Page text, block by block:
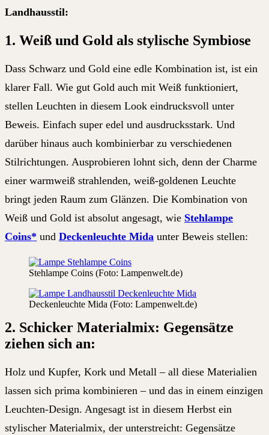
Landhausstil:
1. Weiß und Gold als stylische Symbiose
Dass Schwarz und Gold eine edle Kombination ist, ist ein
klarer Fall. Wie gut Gold auch mit Weiß funktioniert,
stellen Leuchten in diesem Look eindrucksvoll unter
Beweis. Einfach super edel und ausdrucksstark. Und
darüber hinaus auch kombinierbar zu verschiedenen
Stilrichtungen. Ausprobieren lohnt sich, denn der Charme
einer warmweiß strahlenden, weiß-goldenen Leuchte
bringt jeden Raum zum Glänzen. Die Kombination von
Weiß und Gold ist absolut angesagt, wie Stehlampe
Coins* und Deckenleuchte Mida unter Beweis stellen:
Stehlampe Coins (Foto: Lampenwelt.de)
Deckenleuchte Mida (Foto: Lampenwelt.de)
2. Schicker Materialmix: Gegensätze
ziehen sich an:
Holz und Kupfer, Kork und Metall – all diese Materialien
lassen sich prima kombinieren – und das in einem einzigen
Leuchten-Design. Angesagt ist in diesem Herbst ein
stylischer Materialmix, der unterstreicht: Gegensätze